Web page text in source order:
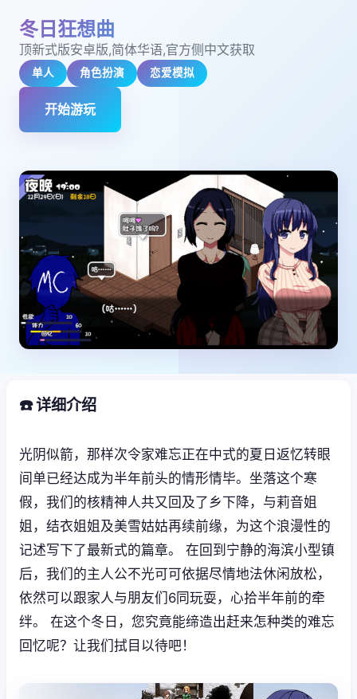
冬日狂想曲
顶新式版安卓版,简体华语,官方侧中文获取
单人 角色扮演 恋爱模拟
开始游玩
☎️ 详细介绍
光阴似箭，那样次令家难忘正在中式的夏日返忆转眼
间单已经达成为半年前头的情形情毕。坐落这个寒
假，我们的核精神人共又回及了乡下降，与莉音姐
姐，结衣姐姐及美雪姑姑再续前缘，为这个浪漫性的
记述写下了最新式的篇章。 在回到宁静的海滨小型镇
后，我们的主人公不光可可依据尽情地法休闲放松，
依然可以跟家人与朋友们6同玩耍，心拾半年前的牵
绊。 在这个冬日，您究竟能缔造出赶来怎种类的难忘
回忆呢？让我们拭目以待吧！